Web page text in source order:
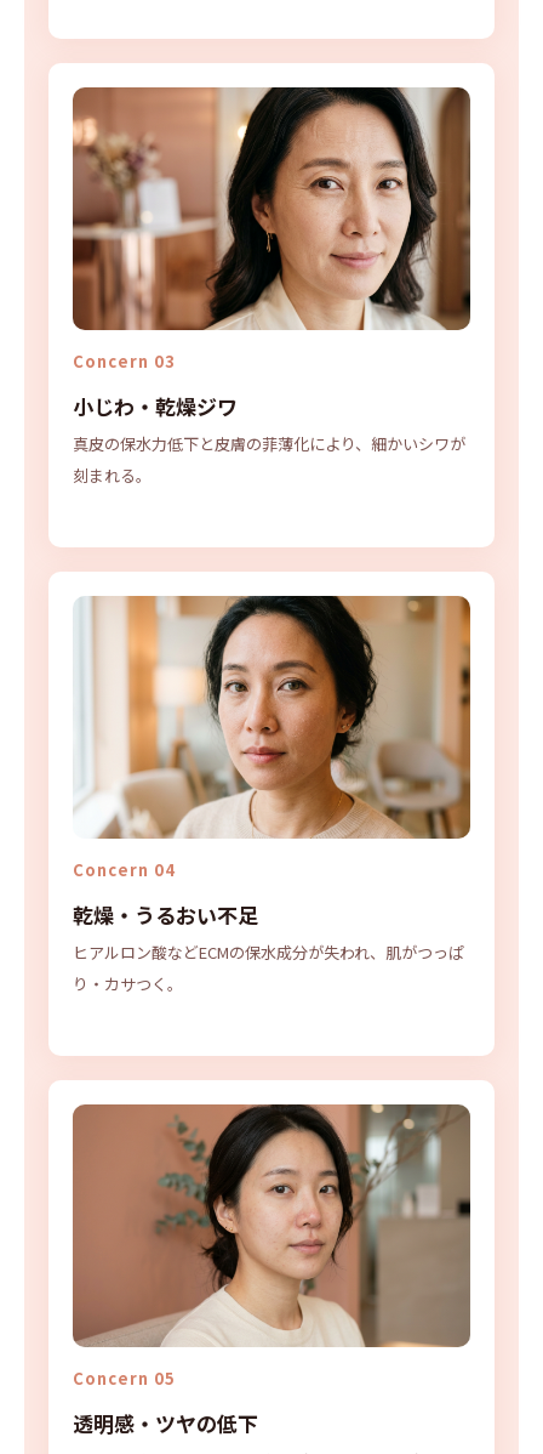
Concern 03
小じわ・乾燥ジワ
真皮の保水力低下と皮膚の菲薄化により、細かいシワが
刻まれる。
Concern 04
乾燥・うるおい不足
ヒアルロン酸などECMの保水成分が失われ、肌がつっぱ
り・カサつく。
Concern 05
透明感・ツヤの低下